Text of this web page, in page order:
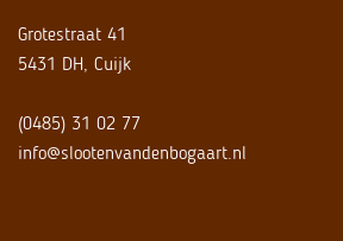
Grotestraat 41
5431 DH, Cuijk
(0485) 31 02 77
info@slootenvandenbogaart.nl